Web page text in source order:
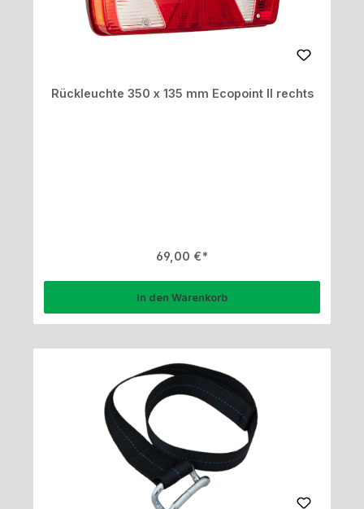
Rückleuchte 350 x 135 mm Ecopoint II rechts
Regulärer Preis:
69,00 €
In den Warenkorb